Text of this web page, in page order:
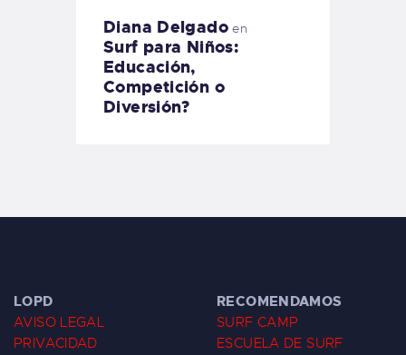
Diana Delgadoen
Surf para Niños:
Educación,
Competición o
Diversión?
LOPD
AVISO LEGAL
PRIVACIDAD
RECOMENDAMOS
SURF CAMP
ESCUELA DE SURF